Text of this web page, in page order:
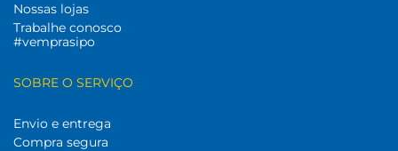
Nossas lojas
Trabalhe conosco
#vemprasipo
SOBRE O SERVIÇO
Envio e entrega
Compra segura